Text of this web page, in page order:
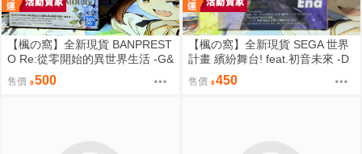
【楓の窩】全新現貨 BANPREST
O Re:從零開始的異世界生活 -G&
G- 雷姆 女僕ver.【日版】
售價 500
【楓の窩】全新現貨 SEGA 世界
計畫 繽紛舞台! feat.初音未來 -D
×D- 東雲繪名【日版】
售價 450